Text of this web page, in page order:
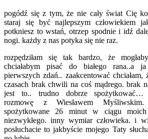
pogódź się z tym, że nie cały świat Cię
staraj się być najlepszym człowiekiem
potkniesz to wstań, otrzep spodnie i idź
nogi. każdy z nas potyka się nie raz.
rozpędziłam się tak bardzo, że
chciałabym pisać do białego rana..a
pierwszych zdań.. zaakcentować
czasach brak chwili na coś mądrego. brak
jest to.. trudno dobrze spożytkować…
rozmowę z Wiesławem
spożytkowane 26 minut w ciągu
niezwykłego. inny wymiar człowieka. i
posłuchacie to jakbyście mojego Taty